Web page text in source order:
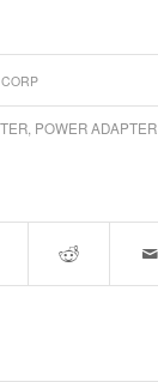
POWER ADAPTER